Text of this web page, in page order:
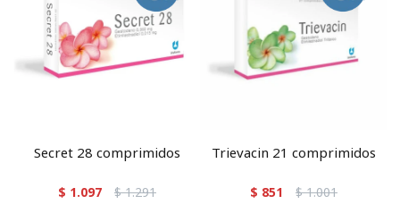
Secret 28 comprimidos
$ 1.097 $ 1.291
Trievacin 21 comprimidos
$ 851 $ 1.001